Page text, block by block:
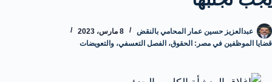
عبدالعزيز حسين عمار المحامي بالنقض
8 مارس، 2023
قضايا الموظفين في مصر: الحقوق، الفصل التعسفي، والتعويضات